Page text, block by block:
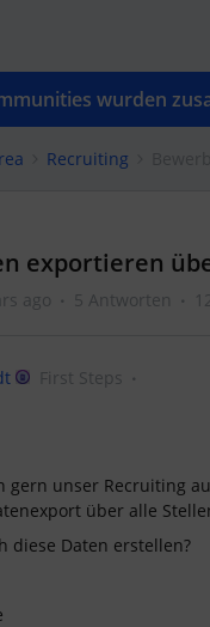
wurden
Recruiting
exportieren
ago 5 Antworten
First Steps
gern unser Recruiting
über alle
diese Daten erstellen?